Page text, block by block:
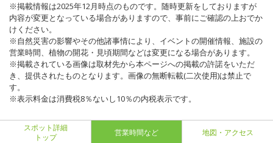
※掲載情報は2025年12月時点のものです。随時更新をしておりますが
内容が変更となっている場合がありますので、事前にご確認の上おでか
けください。
※自然災害の影響やその他諸事情により、イベントの開催情報、施設の
営業時間、植物の開花・見頃期間などは変更になる場合があります。
※掲載されている画像は取材先から本ページへの掲載の許諾をいただ
き、提供されたものとなります。画像の無断転載(二次使用)は禁止で
す。
※表示料金は消費税8％ないし10％の内税表示です。
スポット詳細
トップ
営業時間など 地図・アクセス